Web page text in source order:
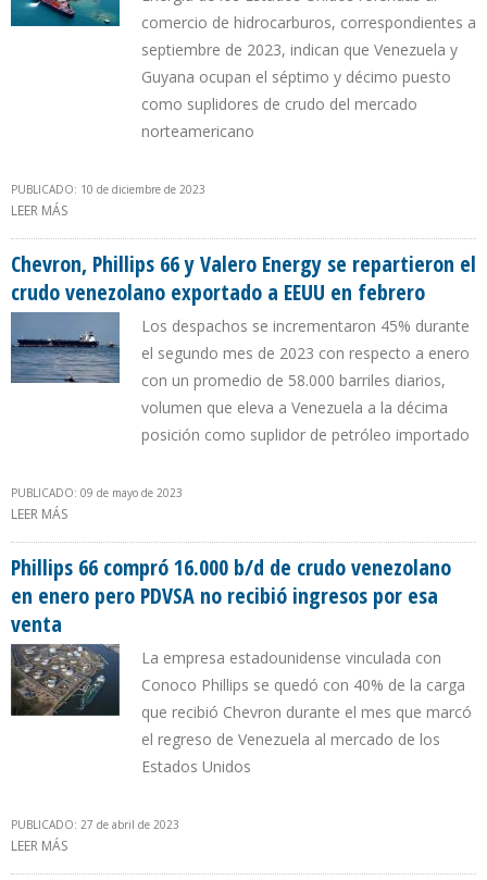
comercio de hidrocarburos, correspondientes a
septiembre de 2023, indican que Venezuela y
Guyana ocupan el séptimo y décimo puesto
como suplidores de crudo del mercado
norteamericano
PUBLICADO: 10 de diciembre de 2023
LEER MÁS
Chevron, Phillips 66 y Valero Energy se repartieron el
crudo venezolano exportado a EEUU en febrero
Los despachos se incrementaron 45% durante
el segundo mes de 2023 con respecto a enero
con un promedio de 58.000 barriles diarios,
volumen que eleva a Venezuela a la décima
posición como suplidor de petróleo importado
PUBLICADO: 09 de mayo de 2023
LEER MÁS
Phillips 66 compró 16.000 b/d de crudo venezolano
en enero pero PDVSA no recibió ingresos por esa
venta
La empresa estadounidense vinculada con
Conoco Phillips se quedó con 40% de la carga
que recibió Chevron durante el mes que marcó
el regreso de Venezuela al mercado de los
Estados Unidos
PUBLICADO: 27 de abril de 2023
LEER MÁS